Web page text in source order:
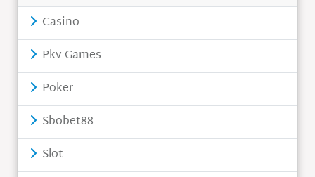
Casino
Pkv Games
Poker
Sbobet88
Slot